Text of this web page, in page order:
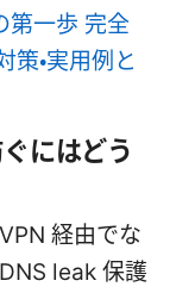
第一歩 完全
策・実用例と
にはどう
経由でな
leak 保護